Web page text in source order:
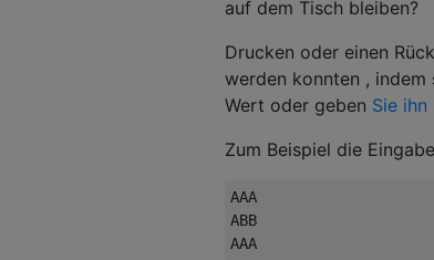
auf dem Tisch bleiben?
Drucken oder einen Rück
werden konnten , indem
Wert oder geben Sie ihn
Zum Beispiel die Eingabe
AAA
ABB